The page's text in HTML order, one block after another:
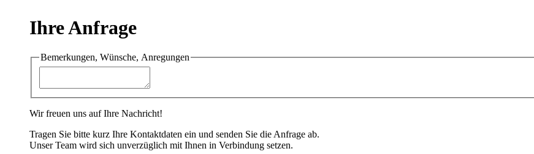
Ihre Anfrage
Bemerkungen, Wünsche, Anregungen
Wir freuen uns auf Ihre Nachricht!
Tragen Sie bitte kurz Ihre Kontaktdaten ein und senden Sie die Anfrage ab.
Unser Team wird sich unverzüglich mit Ihnen in Verbindung setzen.